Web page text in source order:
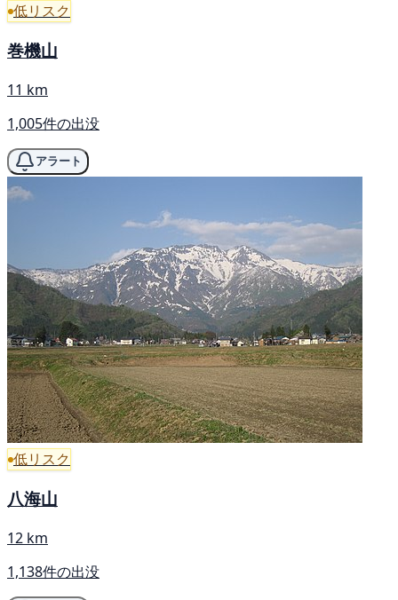
低リスク
巻機山
11 km
1,005件の出没
アラート
低リスク
八海山
12 km
1,138件の出没